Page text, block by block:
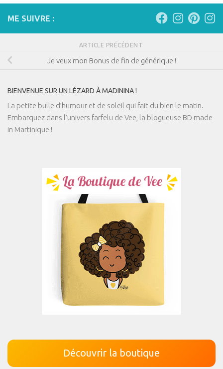
ME SUIVRE :
ARTICLE PRÉCÉDENT
Je veux mon Bonus de fin de générique !
BIENVENUE SUR UN LÉZARD À MADININA !
La petite bulle d’humour et de soleil qui fait du bien le matin.
Embarquez dans l'univers farfelu de Vee, la blogueuse BD made
in Martinique !
Découvrir la boutique